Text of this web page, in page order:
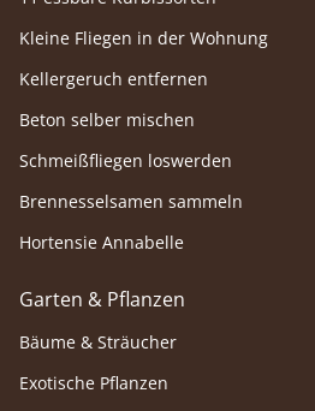
Kleine Fliegen in der Wohnung
Kellergeruch entfernen
Beton selber mischen
Schmeißfliegen loswerden
Brennesselsamen sammeln
Hortensie Annabelle
Garten & Pflanzen
Bäume & Sträucher
Exotische Pflanzen